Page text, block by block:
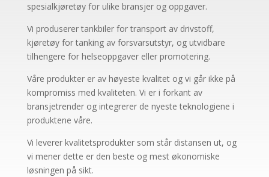
spesialkjøretøy for ulike bransjer og oppgaver.
Vi produserer tankbiler for transport av drivstoff,
kjøretøy for tanking av forsvarsutstyr, og utvidbare
tilhengere for helseoppgaver eller promotering.
Våre produkter er av høyeste kvalitet og vi går ikke på
kompromiss med kvaliteten. Vi er i forkant av
bransjetrender og integrerer de nyeste teknologiene i
produktene våre.
Vi leverer kvalitetsprodukter som står distansen ut, og
vi mener dette er den beste og mest økonomiske
løsningen på sikt.